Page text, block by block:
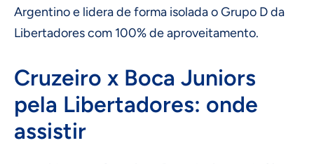
Argentino e lidera de forma isolada o Grupo D da
Libertadores com 100% de aproveitamento.
Cruzeiro x Boca Juniors
pela Libertadores: onde
assistir